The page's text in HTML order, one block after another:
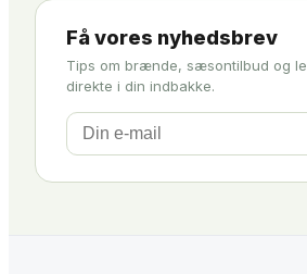
Få vores nyhedsbrev
Tips om brænde, sæsontilbud og
direkte i din indbakke.